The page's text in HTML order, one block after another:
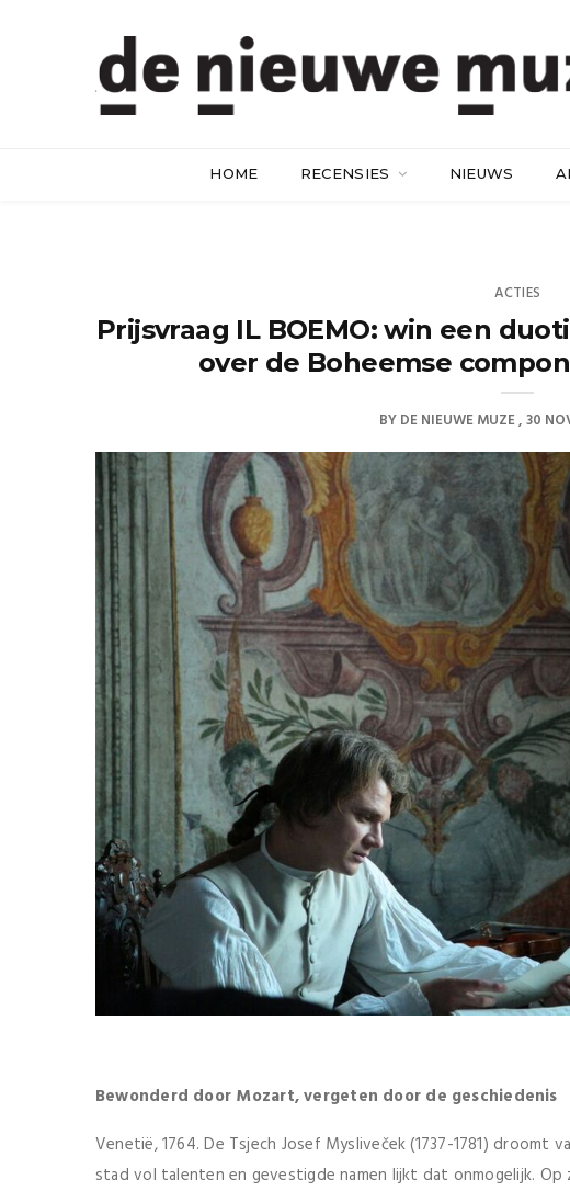
HOME RECENSIES NIEUWS
ACTIES
Prijsvraag IL BOEMO: win een
over de Boheemse
BYDE NIEUWE MUZE 30
Bewonderd door Mozart, vergeten door de geschiedenis
Venetië, 1764. De Tsjech Josef Mysliveček (1737-1781) droomt
stad vol talenten en gevestigde namen lijkt dat onmogelijk.